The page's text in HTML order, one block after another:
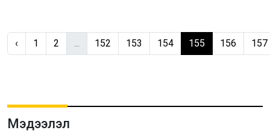
‹ 1 2 ... 152 153 154 155 156 157
Мэдээлэл